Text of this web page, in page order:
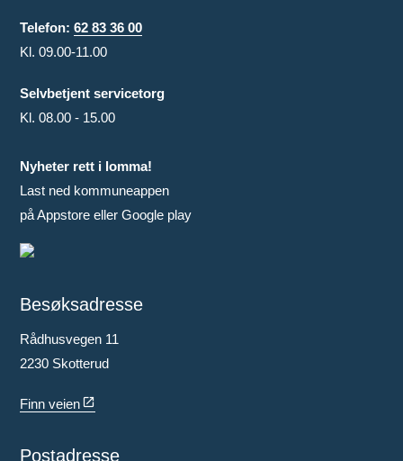
Telefon:62 83 36 00
Kl. 09.00-11.00
Selvbetjent servicetorg
Kl. 08.00 - 15.00
Nyheter rett i lomma!
Last ned kommuneappen
på Appstore eller Google play
Besøksadresse
Rådhusvegen 11
2230 Skotterud
Finn veien
Postadresse